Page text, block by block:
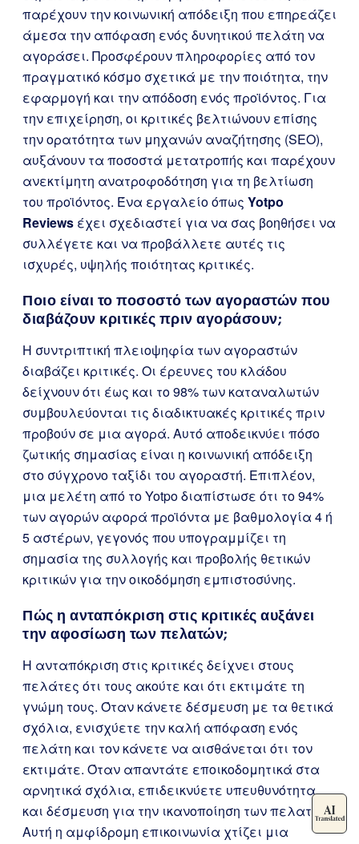
παρέχουν την κοινωνική απόδειξη που επηρεάζει
άμεσα την απόφαση ενός δυνητικού πελάτη να
αγοράσει. Προσφέρουν πληροφορίες από τον
πραγματικό κόσμο σχετικά με την ποιότητα, την
εφαρμογή και την απόδοση ενός προϊόντος. Για
την επιχείρηση, οι κριτικές βελτιώνουν επίσης
την ορατότητα των μηχανών αναζήτησης (SEO),
αυξάνουν τα ποσοστά μετατροπής και παρέχουν
ανεκτίμητη ανατροφοδότηση για τη βελτίωση
του προϊόντος. Ένα εργαλείο όπως Yotpo
Reviews έχει σχεδιαστεί για να σας βοηθήσει να
συλλέγετε και να προβάλλετε αυτές τις
ισχυρές, υψηλής ποιότητας κριτικές.
Ποιο είναι το ποσοστό των αγοραστών που
διαβάζουν κριτικές πριν αγοράσουν;
Η συντριπτική πλειοψηφία των αγοραστών
διαβάζει κριτικές. Οι έρευνες του κλάδου
δείχνουν ότι έως και το 98% των καταναλωτών
συμβουλεύονται τις διαδικτυακές κριτικές πριν
προβούν σε μια αγορά. Αυτό αποδεικνύει πόσο
ζωτικής σημασίας είναι η κοινωνική απόδειξη
στο σύγχρονο ταξίδι του αγοραστή. Επιπλέον,
μια μελέτη από το Yotpo διαπίστωσε ότι το 94%
των αγορών αφορά προϊόντα με βαθμολογία 4 ή
5 αστέρων, γεγονός που υπογραμμίζει τη
σημασία της συλλογής και προβολής θετικών
κριτικών για την οικοδόμηση εμπιστοσύνης.
Πώς η ανταπόκριση στις κριτικές αυξάνει
την αφοσίωση των πελατών;
Η ανταπόκριση στις κριτικές δείχνει στους
πελάτες ότι τους ακούτε και ότι εκτιμάτε τη
γνώμη τους. Όταν κάνετε δέσμευση με τα θετικά
σχόλια, ενισχύετε την καλή απόφαση ενός
πελάτη και τον κάνετε να αισθάνεται ότι τον
εκτιμάτε. Όταν απαντάτε εποικοδομητικά στα
αρνητικά σχόλια, επιδεικνύετε υπευθυνότητα
και δέσμευση για την ικανοποίηση των πελατών.
Αυτή η αμφίδρομη επικοινωνία χτίζει μια